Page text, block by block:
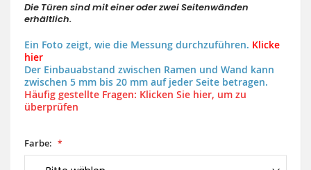
Die Türen sind mit einer oder zwei Seitenwänden
erhältlich.
Ein Foto zeigt, wie die Messung durchzuführen. Klicke
hier
Der Einbauabstand zwischen Ramen und Wand kann
zwischen 5 mm bis 20 mm auf jeder Seite betragen.
Häufig gestellte Fragen: Klicken Sie hier, um zu
überprüfen
Farbe: